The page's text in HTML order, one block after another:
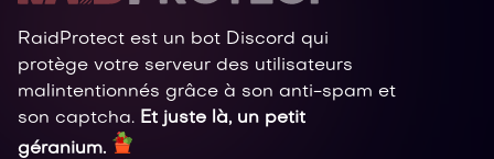
RaidProtect est un bot Discord qui
protège votre serveur des utilisateurs
malintentionnés grâce à son anti-spam et
son captcha. Et juste là, un petit
géranium.